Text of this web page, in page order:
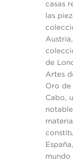
casas
las
de
Artes
Oro de
Cabo,
mundo